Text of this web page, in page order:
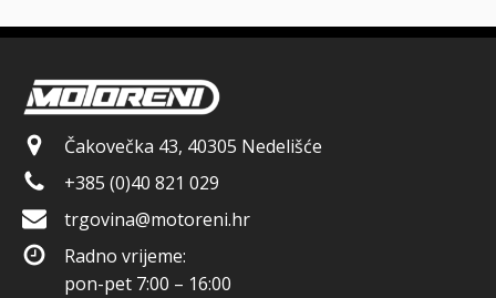
Čakovečka 43, 40305 Nedelišće
+385 (0)40 821 029
trgovina@motoreni.hr
Radno vrijeme:
pon-pet 7:00 – 16:00